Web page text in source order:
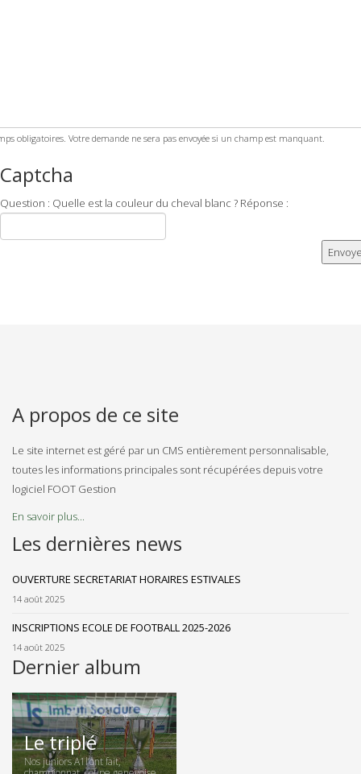
obligatoires. Votre demande ne sera pas envoyée si un champ est manquant.
Captcha
Question : Quelle est la couleur du cheval blanc ? Réponse :
A propos de ce site
Le site internet est géré par un CMS entièrement personnalisable,
toutes les informations principales sont récupérées depuis votre
logiciel FOOT Gestion
En savoir plus...
Les dernières news
OUVERTURE SECRETARIAT HORAIRES ESTIVALES
14 août 2025
INSCRIPTIONS ECOLE DE FOOTBALL 2025-2026
14 août 2025
Dernier album
Le triplé
Nos juniors A1l’ont fait,